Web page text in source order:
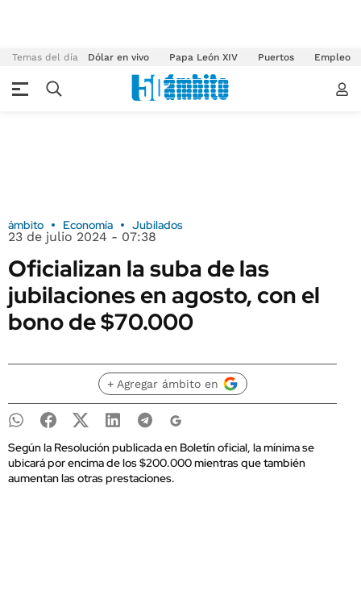
Temas del día Dólar en vivo Papa León XIV Puertos Empleo
ámbito Economía Jubilados
23 de julio 2024 - 07:38
Oficializan la suba de las
jubilaciones en agosto, con el
bono de $70.000
+ Agregar ámbito en
Según la Resolución publicada en Boletín oficial, la mínima se
ubicará por encima de los $200.000 mientras que también
aumentan las otras prestaciones.